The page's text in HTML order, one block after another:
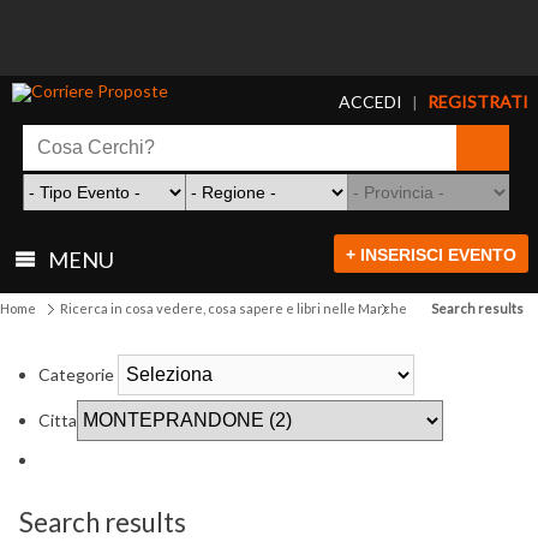
ACCEDI | REGISTRATI
MENU + INSERISCI EVENTO
Home Ricerca in cosa vedere, cosa sapere e libri nelle Marche Search results
Categorie
Citta
Search results